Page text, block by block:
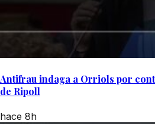
Antifrau indaga a Orriols por
de Ripoll
hace 8h